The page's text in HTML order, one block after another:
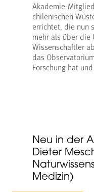
Akademie-
chilenischen
errichtet, die nun
mehr als über die
Wissenschaftler
das
Forschung hat
Neu in der
Dieter
Medizin)